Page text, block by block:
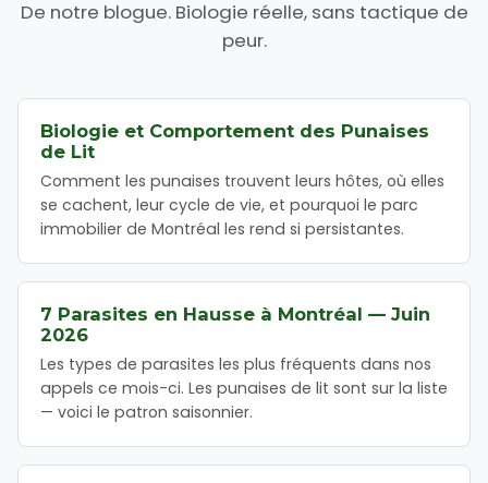
De notre blogue. Biologie réelle, sans tactique de
peur.
Biologie et Comportement des Punaises
de Lit
Comment les punaises trouvent leurs hôtes, où elles
se cachent, leur cycle de vie, et pourquoi le parc
immobilier de Montréal les rend si persistantes.
7 Parasites en Hausse à Montréal — Juin
2026
Les types de parasites les plus fréquents dans nos
appels ce mois-ci. Les punaises de lit sont sur la liste
— voici le patron saisonnier.